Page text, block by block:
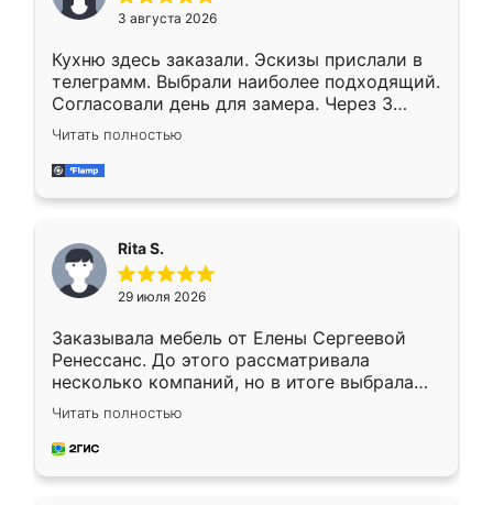
3 августа 2026
Кухню здесь заказали. Эскизы прислали в
телеграмм. Выбрали наиболее подходящий.
Согласовали день для замера. Через 3
недели кухня была уже готова. Остались
довольны работой. Спасибо Ренессанс
мебель за качественную работу!
Читать полностью
Rita S.
29 июля 2026
Заказывала мебель от Елены Сергеевой
Ренессанс. До этого рассматривала
несколько компаний, но в итоге выбрала
эту. Сначала обговорили условия, потом
приехал замерщик, всё спокойно объяснил
и снял размеры. Изготовили в срок, с
Читать полностью